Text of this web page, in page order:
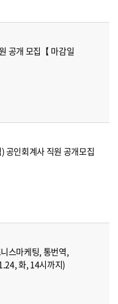
공개 모집【 마감일
공인회계사 직원 공개모집
스마케팅, 통번역,
화, 14시까지)